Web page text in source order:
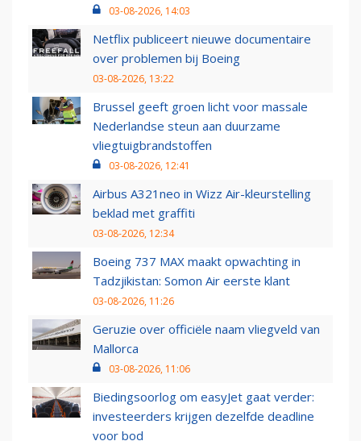
03-08-2026, 14:03
Netflix publiceert nieuwe documentaire
over problemen bij Boeing
03-08-2026, 13:22
Brussel geeft groen licht voor massale
Nederlandse steun aan duurzame
vliegtuigbrandstoffen
03-08-2026, 12:41
Airbus A321neo in Wizz Air-kleurstelling
beklad met graffiti
03-08-2026, 12:34
Boeing 737 MAX maakt opwachting in
Tadzjikistan: Somon Air eerste klant
03-08-2026, 11:26
Geruzie over officiële naam vliegveld van
Mallorca
03-08-2026, 11:06
Biedingsoorlog om easyJet gaat verder:
investeerders krijgen dezelfde deadline
voor bod